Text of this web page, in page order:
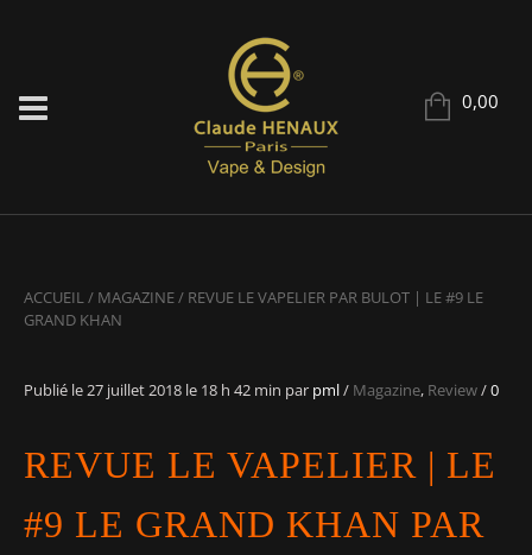
0,00
ACCUEIL/ MAGAZINE/ REVUE LE VAPELIER PAR BULOT | LE #9 LE
GRAND KHAN
Publié le27 juillet 2018 le 18 h 42 min par pml/ Magazine, Review/0
REVUE LE VAPELIER | LE
#9 LE GRAND KHAN PAR